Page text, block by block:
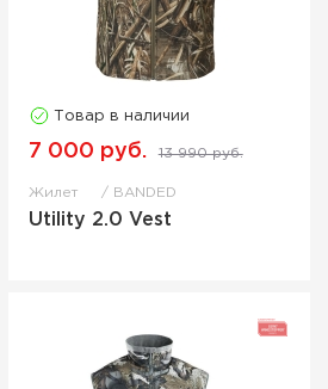
Товар в наличии
7 000 руб. 13 990 руб.
Жилет BANDED
Utility 2.0 Vest